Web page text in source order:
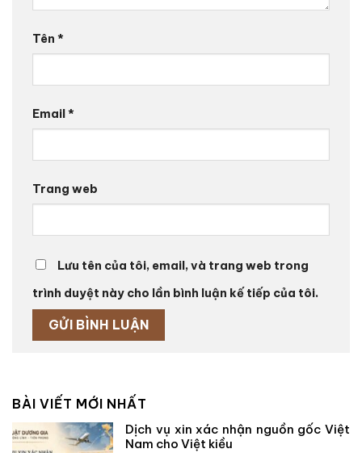
Tên *
Email*
Trang web
Lưu tên của tôi, email, và trang web trong
trình duyệt này cho lần bình luận kế tiếp của tôi.
BÀI VIẾT MỚI NHẤT
Dịch vụ xin xác nhận nguồn gốc Việt
Nam cho Việt kiều